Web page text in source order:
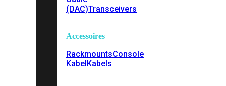
(DAC)Transceivers
Accessoires
RackmountsConsole
KabelKabels